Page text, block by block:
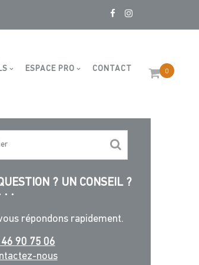
0
ESPACE PRO CONTACT
? UN CONSEIL ?
répondons rapidement.
90 75 06
nous